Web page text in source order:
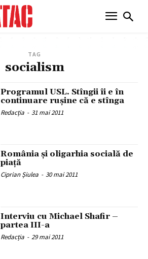
TAG
socialism
Programul USL. Stîngii îi e în
continuare ruşine că e stînga
Redacția - 31 mai 2011
România şi oligarhia socială de
piaţă
Ciprian Șiulea - 30 mai 2011
Interviu cu Michael Shafir –
partea III-a
Redacția - 29 mai 2011